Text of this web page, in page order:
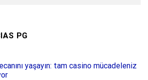
PG
yaşayın: tam casino mücadeleniz